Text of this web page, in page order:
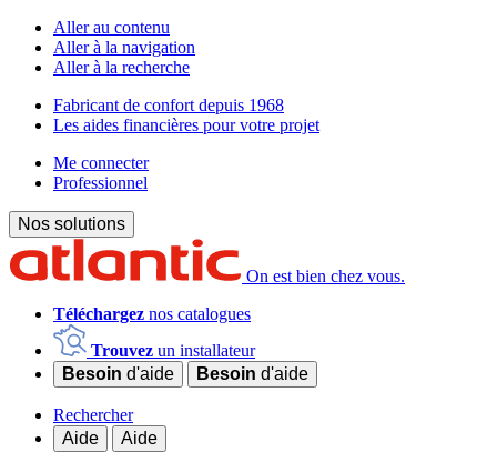
Aller au contenu
Aller à la navigation
Aller à la recherche
Fabricant de confort depuis 1968
Les aides financières pour votre projet
Me connecter
Professionnel
Nos solutions
On est bien chez vous.
Téléchargez nos catalogues
Trouvez un installateur
Besoin d'aide Besoin d'aide
Rechercher
Aide
Aide